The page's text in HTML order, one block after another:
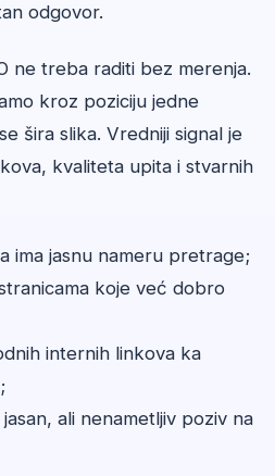
odgovor.
ne treba raditi bez merenja.
kroz poziciju jedne
šira slika. Vredniji signal je
kvaliteta upita i stvarnih
ima jasnu nameru pretrage;
koje već dobro
internih linkova ka
ali nenametljiv poziv na